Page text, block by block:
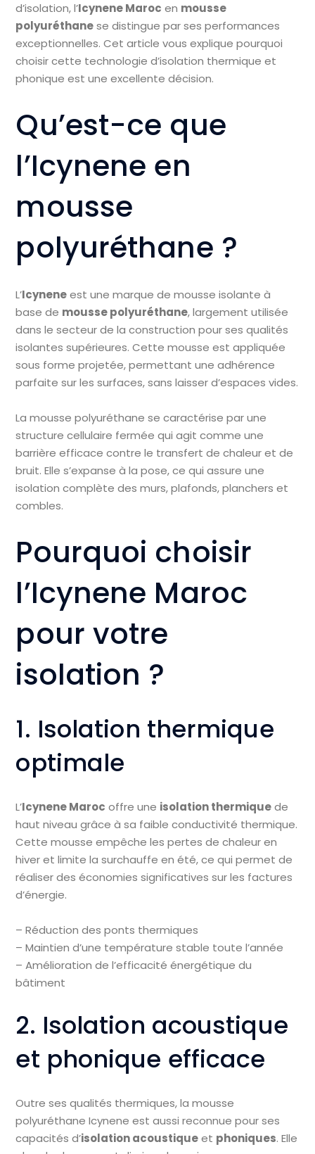
d’isolation, l’Icynene Maroc en mousse
polyuréthanese distingue par ses performances
exceptionnelles. Cet article vous explique pourquoi
choisir cette technologie d’isolation thermique et
phonique est une excellente décision.
Qu’est-ce que
l’Icynene en
mousse
polyuréthane ?
L’Icyneneest une marque de mousse isolante à
base de mousse polyuréthane, largement utilisée
dans le secteur de la construction pour ses qualités
isolantes supérieures. Cette mousse est appliquée
sous forme projetée, permettant une adhérence
parfaite sur les surfaces, sans laisser d’espaces vides.
La mousse polyuréthane se caractérise par une
structure cellulaire fermée qui agit comme une
barrière efficace contre le transfert de chaleur et de
bruit. Elle s’expanse à la pose, ce qui assure une
isolation complète des murs, plafonds, planchers et
combles.
Pourquoi choisir
l’Icynene Maroc
pour votre
isolation ?
1. Isolation thermique
optimale
L’Icynene Maroc offre une isolation thermiquede
haut niveau grâce à sa faible conductivité thermique.
Cette mousse empêche les pertes de chaleur en
hiver et limite la surchauffe en été, ce qui permet de
réaliser des économies significatives sur les factures
d’énergie.
– Réduction des ponts thermiques
– Maintien d’une température stable toute l’année
– Amélioration de l’efficacité énergétique du
bâtiment
2. Isolation acoustique
et phonique efficace
Outre ses qualités thermiques, la mousse
polyuréthane Icynene est aussi reconnue pour ses
capacités d’isolation acoustiqueet phoniques. Elle